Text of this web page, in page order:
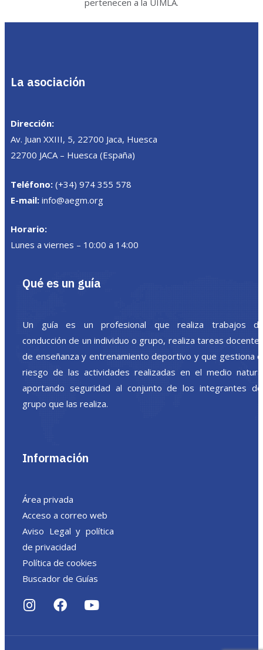
pertenecen a la UIMLA.
La asociación
Dirección:
Av. Juan XXIII, 5, 22700 Jaca, Huesca
22700 JACA – Huesca (España)
Teléfono: (+34) 974 355 578
E-mail: info@aegm.org
Horario:
Lunes a viernes – 10:00 a 14:00
Qué es un guía
Un guía es un profesional que realiza trabajos
conducción de un individuo o grupo, realiza tareas
de enseñanza y entrenamiento deportivo y que gestiona
riesgo de las actividades realizadas en el medio
aportando seguridad al conjunto de los integrantes
grupo que las realiza.
Información
Área privada
Acceso a correo web
Aviso Legal y política
de privacidad
Política de cookies
Buscador de Guías